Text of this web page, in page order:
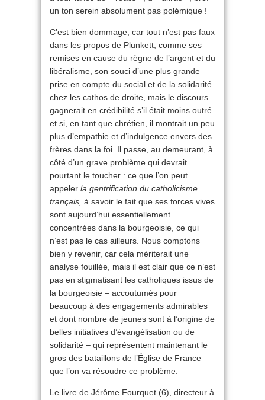
un ton serein absolument pas polémique !
C’est bien dommage, car tout n’est pas faux
dans les propos de Plunkett, comme ses
remises en cause du règne de l’argent et du
libéralisme, son souci d’une plus grande
prise en compte du social et de la solidarité
chez les cathos de droite, mais le discours
gagnerait en crédibilité s’il était moins outré
et si, en tant que chrétien, il montrait un peu
plus d’empathie et d’indulgence envers des
frères dans la foi. Il passe, au demeurant, à
côté d’un grave problème qui devrait
pourtant le toucher : ce que l’on peut
appeler la gentrification du catholicisme
français, à savoir le fait que ses forces vives
sont aujourd’hui essentiellement
concentrées dans la bourgeoisie, ce qui
n’est pas le cas ailleurs. Nous comptons
bien y revenir, car cela mériterait une
analyse fouillée, mais il est clair que ce n’est
pas en stigmatisant les catholiques issus de
la bourgeoisie – accoutumés pour
beaucoup à des engagements admirables
et dont nombre de jeunes sont à l’origine de
belles initiatives d’évangélisation ou de
solidarité – qui représentent maintenant le
gros des bataillons de l’Église de France
que l’on va résoudre ce problème.
Le livre de Jérôme Fourquet (6), directeur à